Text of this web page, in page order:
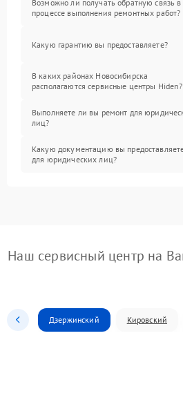
Возможно ли получать обратную связь в
процессе выполнения ремонтных работ?
Какую гарантию вы предоставляете?
В каких районах Новосибирска
располагаются сервисные центры Hiden?
Выполняете ли вы ремонт для
лиц?
Какую документацию вы
для юридических лиц?
Наш сервисный центр на
Дзержинский Кировский